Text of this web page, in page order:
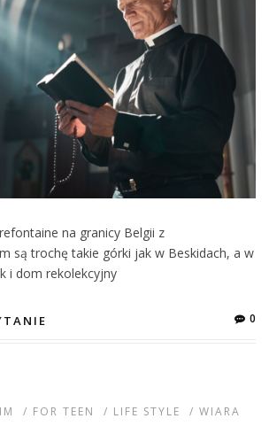
na granicy Belgii z
są trochę takie górki jak w Beskidach, a w
i dom rekolekcyjny
0
/ FOR TEEN / LIFE STYLE / WIARA